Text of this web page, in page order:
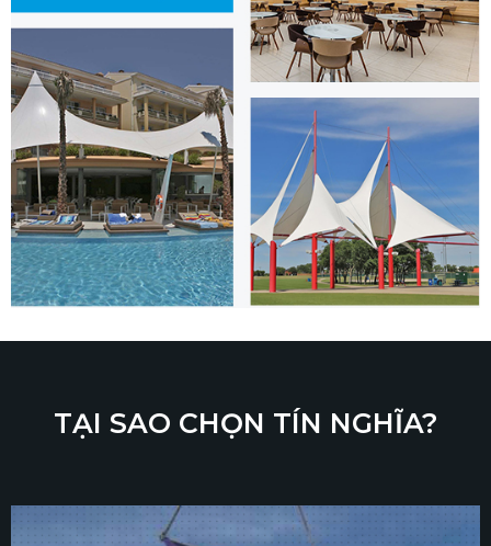
TẠI SAO CHỌN TÍN NGHĨA?